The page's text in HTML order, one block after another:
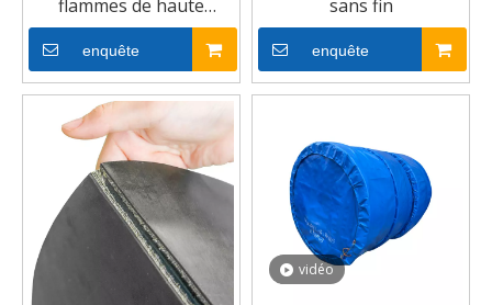
flammes de haute
qualité
enquête
sans fin
enquête
vidéo